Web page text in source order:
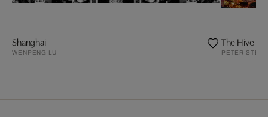
Shanghai
WENPENG LU
The Hive
PETER